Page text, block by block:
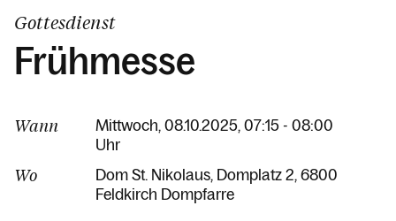
Gottesdienst
Frühmesse
Wann
Mittwoch, 08.10.2025, 07:15 - 08:00
Uhr
Wo Dom St. Nikolaus Domplatz 2 6800
Feldkirch Dompfarre